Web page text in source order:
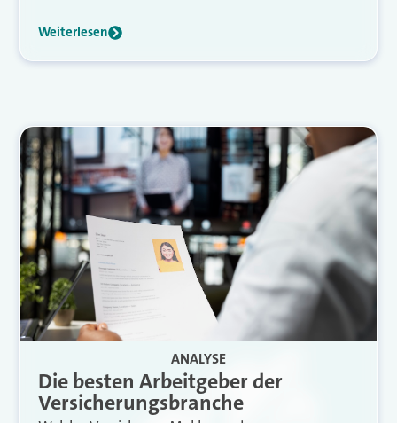
Weiterlesen
ANALYSE
Die besten Arbeitgeber der
Versicherungsbranche